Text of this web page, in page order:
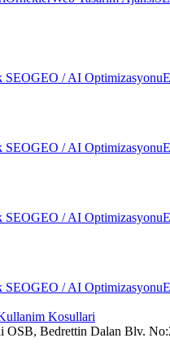
SEOGEO / AI Optimizasyonu
SEOGEO / AI Optimizasyonu
SEOGEO / AI Optimizasyonu
SEOGEO / AI Optimizasyonu
Kosullari
OSB, Bedrettin Dalan Blv.